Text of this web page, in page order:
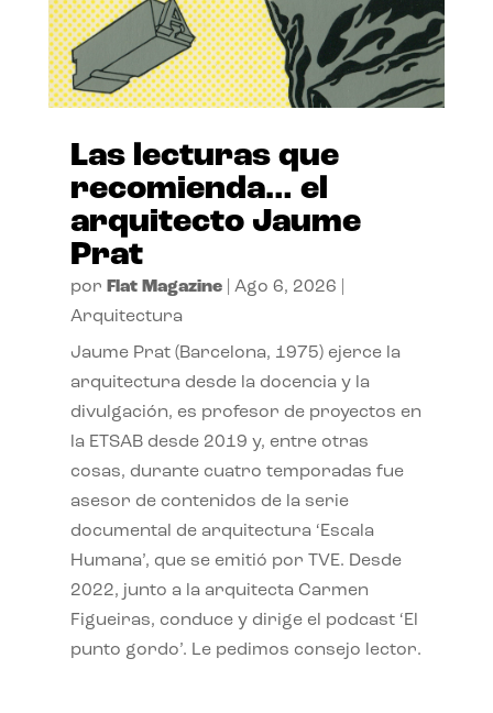
Las lecturas que
recomienda… el
arquitecto Jaume
Prat
por Flat Magazine| Ago 6, 2026
Arquitectura
Jaume Prat (Barcelona, 1975) ejerce la
arquitectura desde la docencia y la
divulgación, es profesor de proyectos en
la ETSAB desde 2019 y, entre otras
cosas, durante cuatro temporadas fue
asesor de contenidos de la serie
documental de arquitectura ‘Escala
Humana’, que se emitió por TVE. Desde
2022, junto a la arquitecta Carmen
Figueiras, conduce y dirige el podcast ‘El
punto gordo’. Le pedimos consejo lector.